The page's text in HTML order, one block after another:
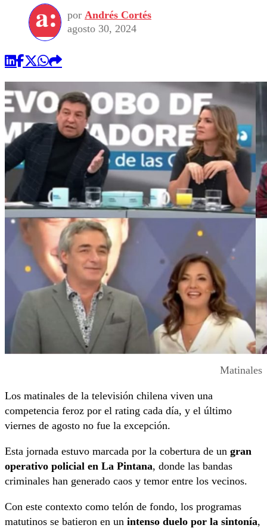
por Andrés Cortés
agosto 30, 2024
Matinales
Los matinales de la televisión chilena viven una
competencia feroz por el rating cada día, y el último
viernes de agosto no fue la excepción.
Esta jornada estuvo marcada por la cobertura de un gran
operativo policial en La Pintana, donde las bandas
criminales han generado caos y temor entre los vecinos.
Con este contexto como telón de fondo, los programas
matutinos se batieron en un intenso duelo por la sintonía,